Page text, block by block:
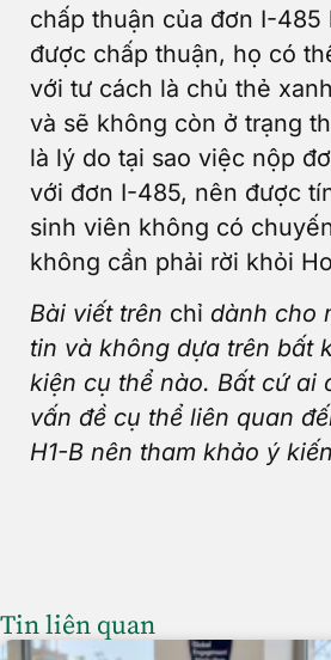
chấp thuận của đơn I-485
được chấp thuận, họ có
với tư cách là chủ thẻ
và sẽ không còn ở trạng
là lý do tại sao việc nộp
với đơn I-485, nên được
sinh viên không có
không cần phải rời khỏi
Bài viết trên chỉ dành cho
tin và không dựa trên bất
kiện cụ thể nào. Bất cứ ai
vấn đề cụ thể liên quan
H1-B nên tham khảo ý
Tin liên quan